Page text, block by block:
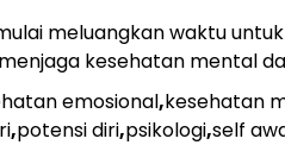
meluangkan waktu
kesehatan mental
emosional,kesehatan
,potensi diri,psikologi,self